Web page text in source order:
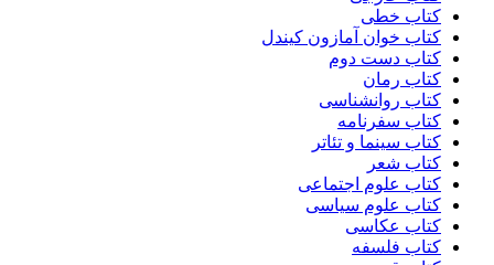
کتاب خطی
کتاب خوان آمازون کیندل
کتاب دست دوم
کتاب رمان
کتاب روانشناسی
کتاب سفرنامه
کتاب سینما و تئاتر
کتاب شعر
کتاب علوم اجتماعی
کتاب علوم سیاسی
کتاب عکاسی
کتاب فلسفه